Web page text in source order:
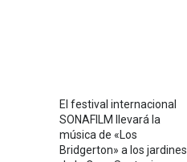
El festival internacional
SONAFILM llevará la
música de «Los
Bridgerton» a los jardines